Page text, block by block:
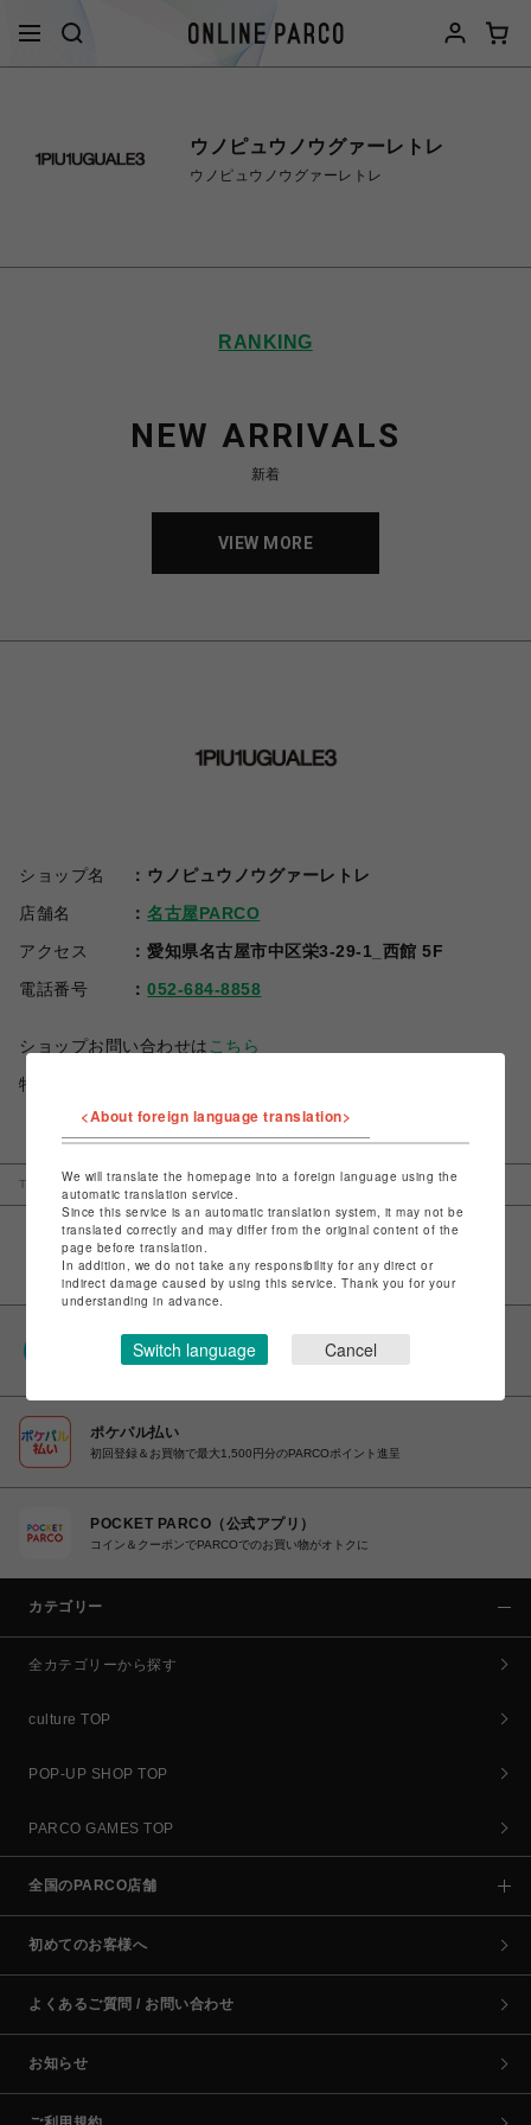
ウノピュウノウグァーレトレ
ウノピュウノウグァーレトレ
RANKING
NEW ARRIVALS
新着
VIEW MORE
ショップ名
ウノピュウノウグァーレトレ
店舗名
名古屋PARCO
アクセス
愛知県名古屋市中区栄3-29-1_西館 5F
電話番号
052-684-8858
ショップお問い合わせは こちら
特定商取引法など法令に基づく表記は
TOP 名古屋PARCO ウノピュウノウグァーレトレ
PARCOポイント
全国のPARCOやONLINE PARCOで貯まる＆使える
ポケパル払い
初回登録＆お買物で最大1,500円分のPARCOポイント進呈
POCKET PARCO（公式アプリ）
コイン＆クーポンでPARCOでのお買い物がオトクに
カテゴリー
全カテゴリーから探す
culture TOP
POP-UP SHOP TOP
PARCO GAMES TOP
全国のPARCO店舗
初めてのお客様へ
よくあるご質問 / お問い合わせ
お知らせ
<About foreign language translation>
We will translate the homepage into a foreign language using the
automatic translation service.
Since this service is an automatic translation system, it may not be
translated correctly and may differ from the original content of the
page before translation.
In addition, we do not take any responsibility for any direct or
indirect damage caused by using this service. Thank you for your
understanding in advance.
Switch language Cancel